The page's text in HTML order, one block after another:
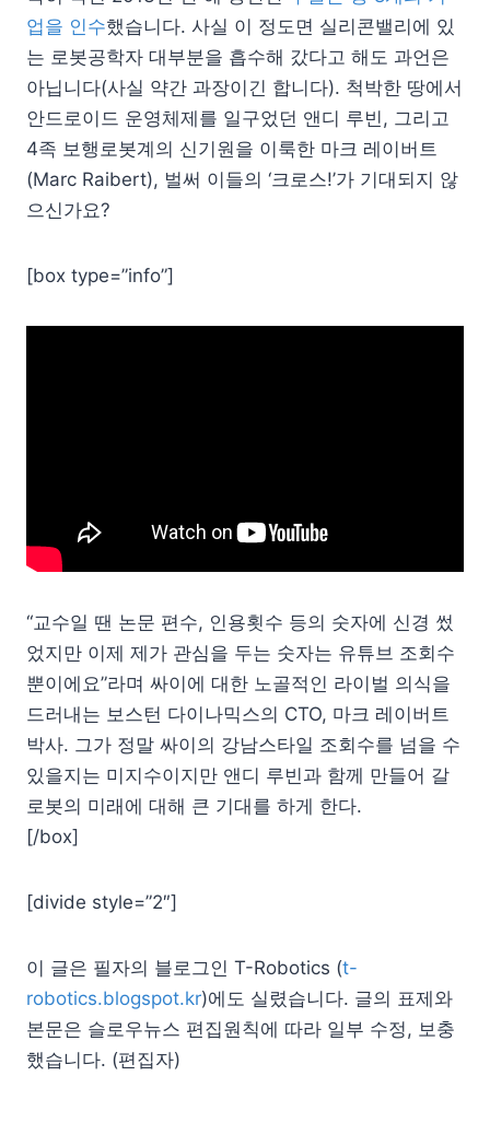
업을 인수했습니다. 사실 이 정도면 실리콘밸리에 있
는 로봇공학자 대부분을 흡수해 갔다고 해도 과언은
아닙니다(사실 약간 과장이긴 합니다). 척박한 땅에서
안드로이드 운영체제를 일구었던 앤디 루빈, 그리고
4족 보행로봇계의 신기원을 이룩한 마크 레이버트
(Marc Raibert), 벌써 이들의 ‘크로스!’가 기대되지 않
으신가요?
[box type=”info”]
“교수일 땐 논문 편수, 인용횟수 등의 숫자에 신경 썼
었지만 이제 제가 관심을 두는 숫자는 유튜브 조회수
뿐이에요”라며 싸이에 대한 노골적인 라이벌 의식을
드러내는 보스턴 다이나믹스의 CTO, 마크 레이버트
박사. 그가 정말 싸이의 강남스타일 조회수를 넘을 수
있을지는 미지수이지만 앤디 루빈과 함께 만들어 갈
로봇의 미래에 대해 큰 기대를 하게 한다.
[/box]
[divide style=”2″]
이 글은 필자의 블로그인 T-Robotics (t-
robotics.blogspot.kr)에도 실렸습니다. 글의 표제와
본문은 슬로우뉴스 편집원칙에 따라 일부 수정, 보충
했습니다. (편집자)